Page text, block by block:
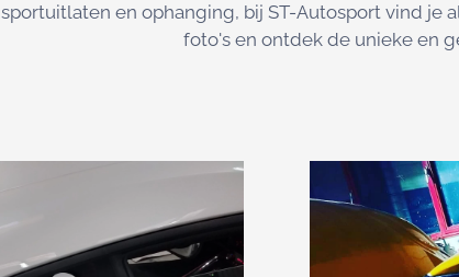
sportuitlaten en ophanging, bij ST-Autosport vind je
foto's en ontdek de unieke en